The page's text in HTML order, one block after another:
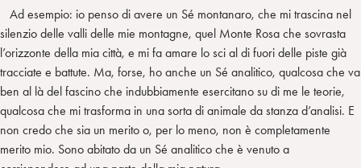
Ad esempio: io penso di avere un Sé montanaro, che mi trascina nel
silenzio delle valli delle mie montagne, quel Monte Rosa che sovrasta
l’orizzonte della mia città, e mi fa amare lo sci al di fuori delle piste già
tracciate e battute. Ma, forse, ho anche un Sé analitico, qualcosa che va
ben al là del fascino che indubbiamente esercitano su di me le teorie,
qualcosa che mi trasforma in una sorta di animale da stanza d’analisi. E
non credo che sia un merito o, per lo meno, non è completamente
merito mio. Sono abitato da un Sé analitico che è venuto a